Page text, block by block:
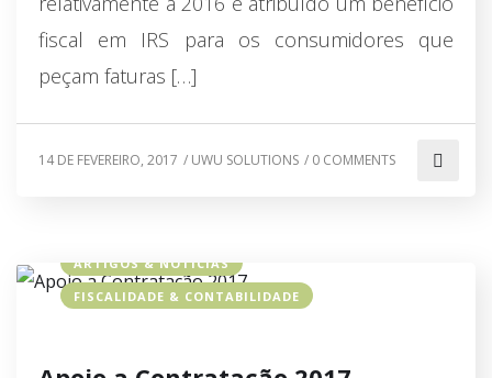
fiscal em IRS para os consumidores que
peçam faturas […]
14 DE FEVEREIRO, 2017 / UWU SOLUTIONS / 0 COMMENTS
ARTIGOS & NOTÍCIAS
FISCALIDADE & CONTABILIDADE